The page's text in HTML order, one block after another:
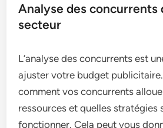
Analyse des concurrents
secteur
L’analyse des concurrents est
ajuster votre budget
comment vos concurrents
ressources et quelles stratégies
fonctionner. Cela peut vous